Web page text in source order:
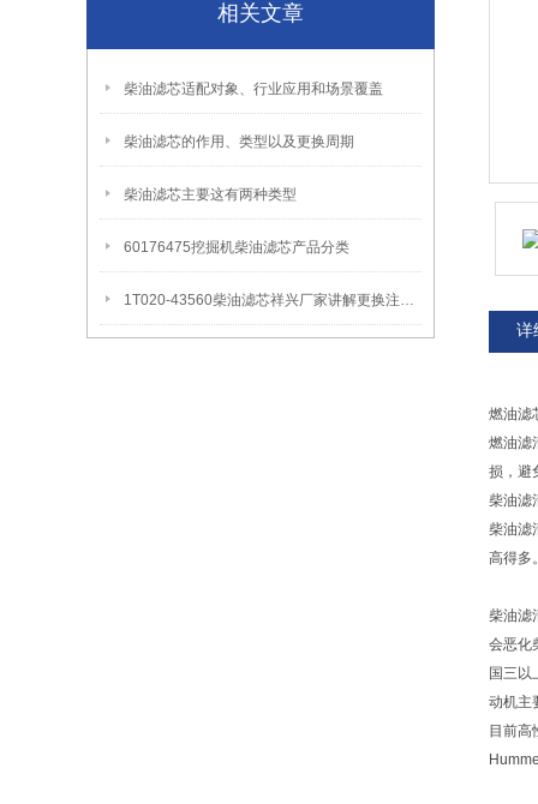
相关文章
柴油滤芯适配对象、行业应用和场景覆盖
柴油滤芯的作用、类型以及更换周期
柴油滤芯主要这有两种类型
60176475挖掘机柴油滤芯产品分类
1T020-43560柴油滤芯祥兴厂家讲解更换注意事项
详
燃油滤
燃油滤
损，避
柴油滤
柴油滤
高得多
柴油滤
会恶化
国三以
动机主
目前高